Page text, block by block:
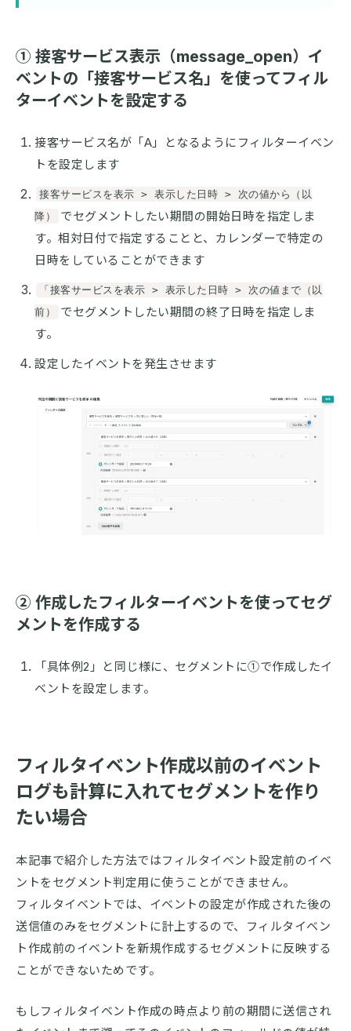
① 接客サービス表示（message_open）イ
ベントの「接客サービス名」を使ってフィル
ターイベントを設定する
接客サービス名が「A」となるようにフィルターイベン
トを設定します
接客サービスを表示 > 表示した日時 > 次の値から（以
降）
でセグメントしたい期間の開始日時を指定しま
す。相対日付で指定することと、カレンダーで特定の
日時をしていることができます
「接客サービスを表示 > 表示した日時 > 次の値まで（以
前）
でセグメントしたい期間の終了日時を指定しま
す。
設定したイベントを発生させます
② 作成したフィルターイベントを使ってセグ
メントを作成する
「具体例2」と同じ様に、セグメントに①で作成したイ
ベントを設定します。
フィルタイベント作成以前のイベント
ログも計算に入れてセグメントを作り
たい場合
本記事で紹介した方法ではフィルタイベント設定前のイベ
ントをセグメント判定用に使うことができません。
フィルタイベントでは、イベントの設定が作成された後の
送信値のみをセグメントに計上するので、フィルタイベン
ト作成前のイベントを新規作成するセグメントに反映する
ことができないためです。
もしフィルタイベント作成の時点より前の期間に送信され